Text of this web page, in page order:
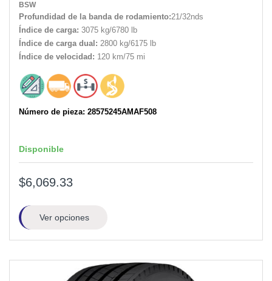
BSW
Profundidad de la banda de rodamiento:21/32nds
Índice de carga: 3075 kg/6780 lb
Índice de carga dual: 2800 kg/6175 lb
Índice de velocidad: 120 km/75 mi
Número de pieza: 28575245AMAF508
Disponible
$6,069.33
Ver opciones